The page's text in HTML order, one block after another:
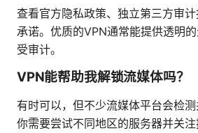
查看官方隐私政策、独立第三方审
承诺。优质的VPN通常能提供透明
受审计。
VPN能帮助我解锁流媒体吗？
有时可以，但不少流媒体平台会检测
你需要尝试不同地区的服务器并关